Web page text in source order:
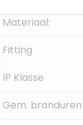
Materiaal:
Fitting
IP Klasse
Gem. branduren